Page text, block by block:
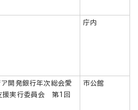
庁内
開発銀行年次総会愛
援実行委員会 第1回
市公館